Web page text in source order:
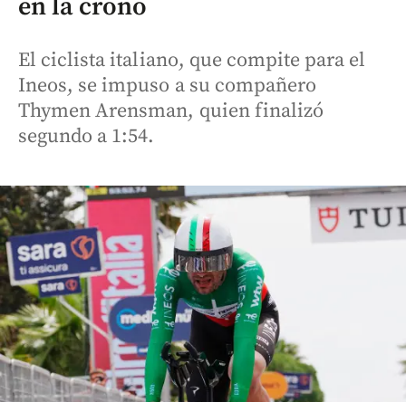
en la crono
El ciclista italiano, que compite para el
Ineos, se impuso a su compañero
Thymen Arensman, quien finalizó
segundo a 1:54.